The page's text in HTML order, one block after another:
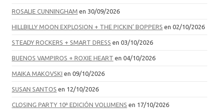
ROSALIE CUNNINGHAM en 30/09/2026
HILLBILLY MOON EXPLOSION + THE PICKIN’ BOPPERS en 02/10/2026
STEADY ROCKERS + SMART DRESS en 03/10/2026
BUENOS VAMPIROS + ROXIE HEART en 04/10/2026
MAIKA MAKOVSKI en 09/10/2026
SUSAN SANTOS en 12/10/2026
CLOSING PARTY 10ª EDICIÓN VOLUMENS en 17/10/2026